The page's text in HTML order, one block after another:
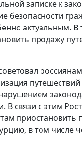
записке к
безопасности
актуальным.
продажу
В связи с этим
приостановить
в том числе